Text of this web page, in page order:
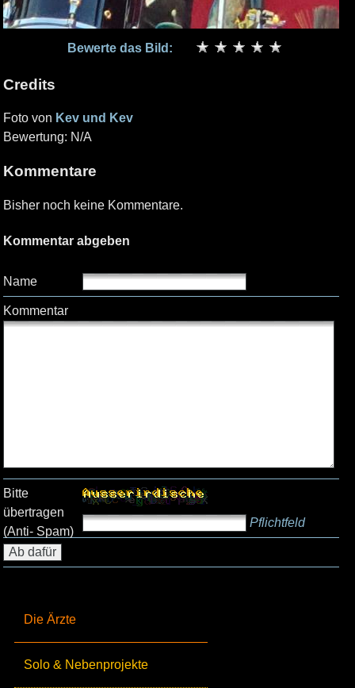
Die Ärzte
Solo & Nebenprojekte
Bewerte das Bild:
Credits
Foto von Kev und Kev
Bewertung: N/A
Kommentare
Bisher noch keine Kommentare.
Kommentar abgeben
Name
Kommentar
Bitte
übertragen
(Anti- Spam)
Pflichtfeld